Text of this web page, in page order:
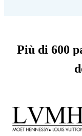
Più di 600